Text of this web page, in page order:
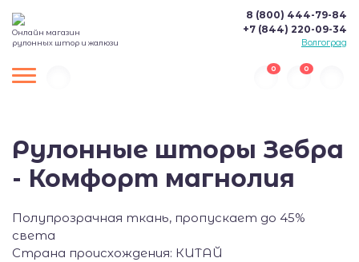
Онлайн магазин
рулонных штор и жалюзи
8 (800) 444-79-84
+7 (844) 220-09-34
Волгоград
0 0
Рулонные шторы Зебра
- Комфорт магнолия
Полупрозрачная ткань, пропускает до 45%
света
Страна происхождения: КИТАЙ